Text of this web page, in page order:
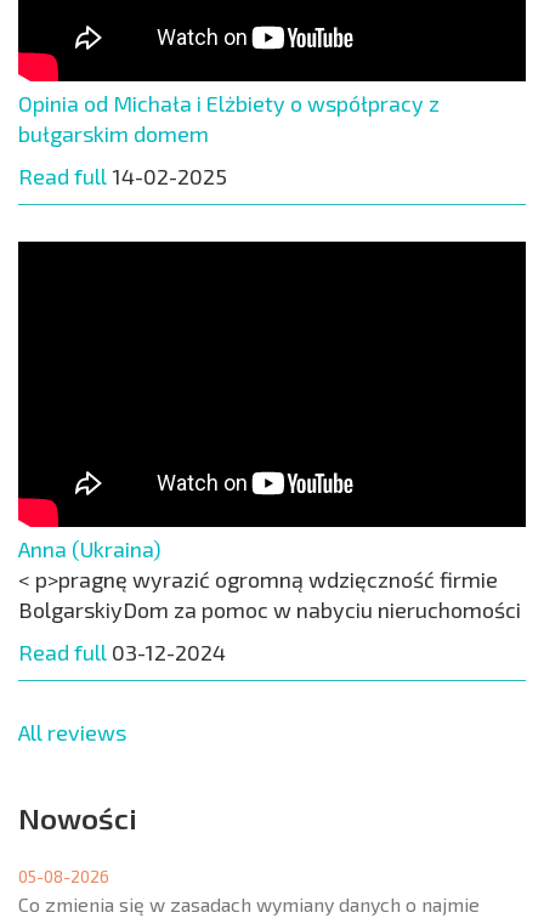
Opinia od Michała i Elżbiety o współpracy z
bułgarskim domem
Read full 14-02-2025
Anna (Ukraina)
< p>pragnę wyrazić ogromną wdzięczność firmie
BolgarskiyDom za pomoc w nabyciu nieruchomości
Read full 03-12-2024
All reviews
Nowości
05-08-2026
Co zmienia się w zasadach wymiany danych o najmie